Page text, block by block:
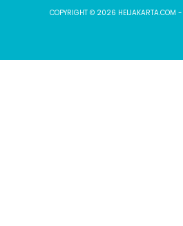
COPYRIGHT © 2026 HEIJAKARTA.COM -